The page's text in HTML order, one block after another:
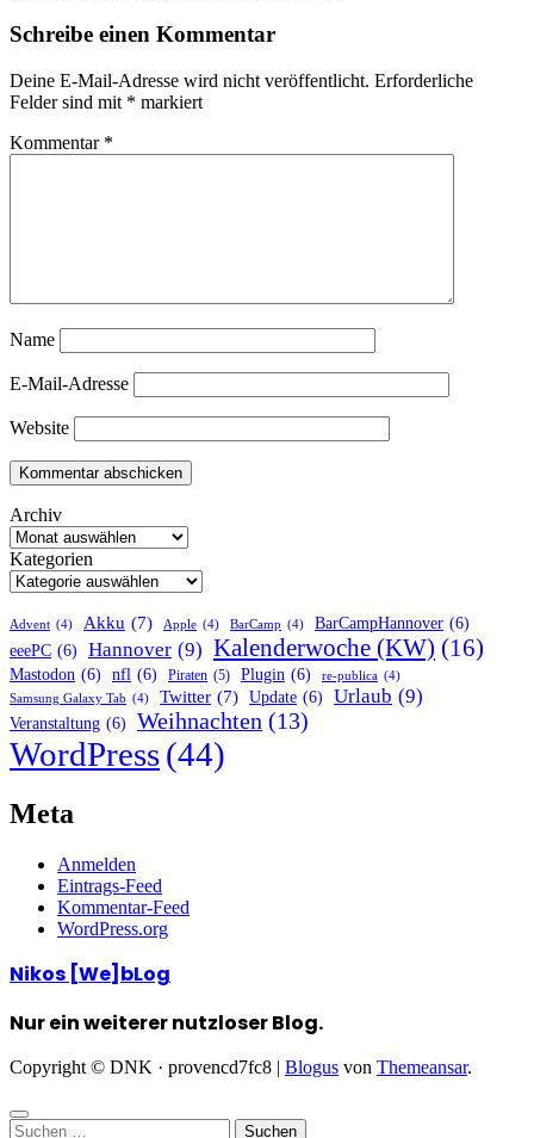
Schreibe einen Kommentar
Deine E-Mail-Adresse wird nicht veröffentlicht. Erforderliche
Felder sind mit * markiert
Kommentar *
Name
E-Mail-Adresse
Website
Archiv
Kategorien
Advent (4) Akku (7) Apple (4) BarCamp (4) BarCampHannover (6)
eeePC (6) Hannover (9) Kalenderwoche (KW) (16)
Mastodon (6) nfl (6) Piraten (5) Plugin (6) re-publica (4)
Samsung Galaxy Tab (4) Twitter (7) Update (6) Urlaub (9)
Veranstaltung (6) Weihnachten (13)
WordPress(44)
Meta
Anmelden
Eintrags-Feed
Kommentar-Feed
WordPress.org
Nikos [We]bLog
Nur ein weiterer nutzloser Blog.
Copyright © DNK · provencd7fc8 | Blogus von Themeansar.
Suchen